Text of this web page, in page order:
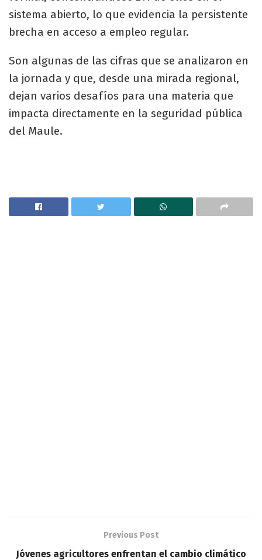
sistema abierto, lo que evidencia la persistente
brecha en acceso a empleo regular.
Son algunas de las cifras que se analizaron en
la jornada y que, desde una mirada regional,
dejan varios desafíos para una materia que
impacta directamente en la seguridad pública
del Maule.
Previous Post
Jóvenes agricultores enfrentan el cambio climático